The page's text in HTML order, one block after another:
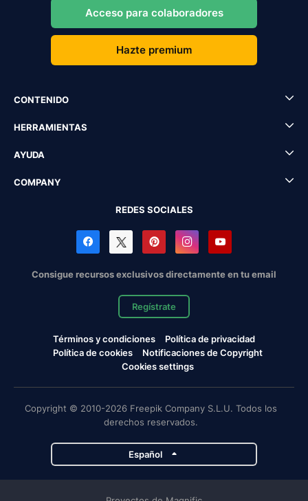
Acceso para colaboradores
Hazte premium
CONTENIDO
HERRAMIENTAS
AYUDA
COMPANY
REDES SOCIALES
Consigue recursos exclusivos directamente en tu email
Regístrate
Términos y condiciones
Política de privacidad
Política de cookies
Notificaciones de Copyright
Cookies settings
Copyright © 2010-2026 Freepik Company S.L.U. Todos los
derechos reservados.
Español